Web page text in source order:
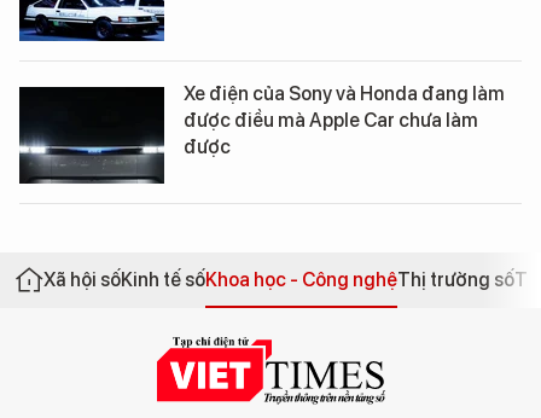
Xe điện của Sony và Honda đang làm
được điều mà Apple Car chưa làm
được
Xã hội sốKinh tế sốKhoa học - Công nghệThị trường số